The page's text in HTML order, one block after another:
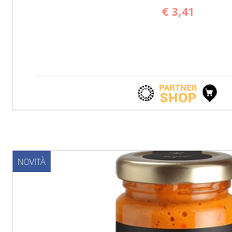
€ 3,41
NOVITÀ